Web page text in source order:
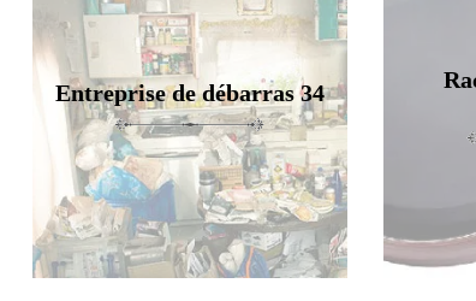
Entreprise de débarras 34